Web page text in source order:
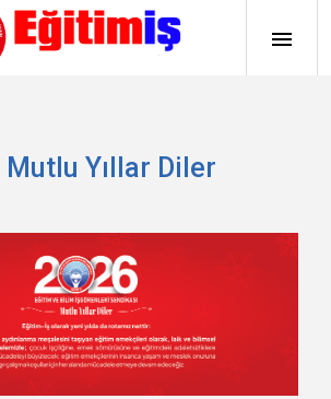
Yıllar Diler